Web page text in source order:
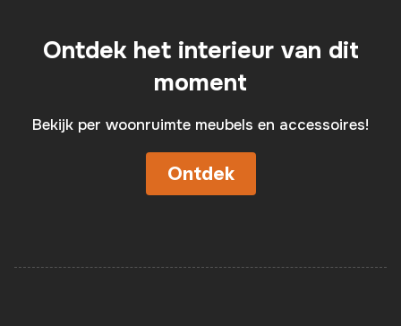
Ontdek het interieur van dit
moment
Bekijk per woonruimte meubels en accessoires!
Ontdek